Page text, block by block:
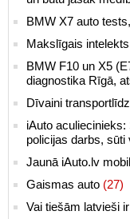
BMW X7 auto
Makslīgais
BMW F10 un X5
diagnostika Rīgā,
Dīvaini
iAuto
policijas darbs, sūti
Jaunā iAuto.lv
Gaismas auto (27)
Vai tiešām latvieši